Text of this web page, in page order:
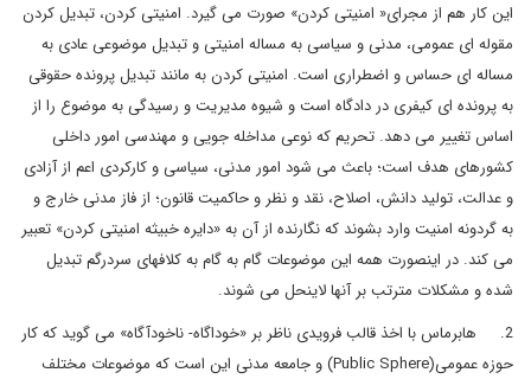
این کار هم از مجرای« امنیتی کردن» صورت می گیرد. امنیتی کردن، تبدیل کردن
مقوله ای عمومی، مدنی و سیاسی به مساله امنیتی و تبدیل موضوعی عادی به
مساله ای حساس و اضطراری است. امنیتی کردن به مانند تبدیل پرونده حقوقی
به پرونده ای کیفری در دادگاه است و شیوه مدیریت و رسیدگی به موضوع را از
اساس تغییر می دهد. تحریم که نوعی مداخله جویی و مهندسی امور داخلی
کشورهای هدف است؛ باعث می شود امور مدنی، سیاسی و کارکردی اعم از آزادی
و عدالت، تولید دانش، اصلاح، نقد و نظر و حاکمیت قانون؛ از فاز مدنی خارج و
به گردونه امنیت وارد بشوند که نگارنده از آن به «دایره خبیثه امنیتی کردن» تعبیر
می کند. در اینصورت همه این موضوعات گام به گام به کلافهای سردرگم تبدیل
شده و مشکلات مترتب بر آنها لاینحل می شوند.
2. هابرماس با اخذ قالب فرویدی ناظر بر «خوداگاه- ناخودآگاه» می گوید که کار
حوزه عمومی(Public Sphere) و جامعه مدنی این است که موضوعات مختلف